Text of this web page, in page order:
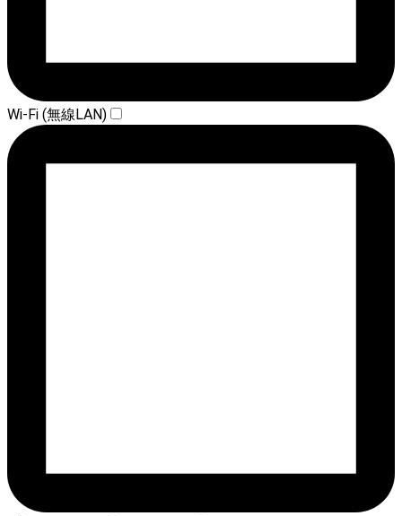
Wi-Fi (無線LAN)